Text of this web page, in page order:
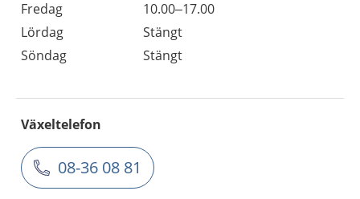
Fredag
10.00–17.00
Lördag
Stängt
Söndag
Stängt
Växeltelefon
08-36 08 81